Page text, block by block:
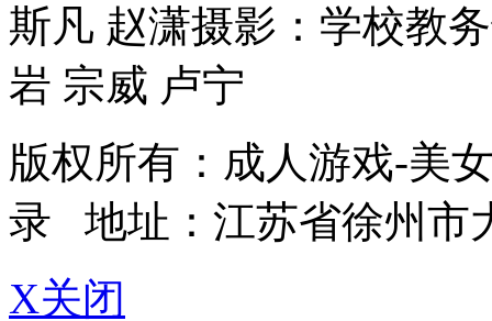
斯凡 赵潇摄影：学校教
岩 宗威 卢宁
版权所有：成人游戏-美
录 地址：江苏省徐州市
X关闭